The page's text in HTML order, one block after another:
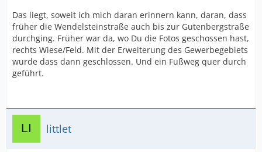
Das liegt, soweit ich mich daran erinnern kann, daran, dass
früher die Wendelsteinstraße auch bis zur Gutenbergstraße
durchging. Früher war da, wo Du die Fotos geschossen hast,
rechts Wiese/Feld. Mit der Erweiterung des Gewerbegebiets
wurde dass dann geschlossen. Und ein Fußweg quer durch
geführt.
littlet